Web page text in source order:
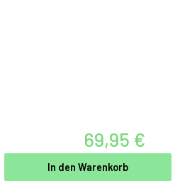
69,95 €
In den Warenkorb